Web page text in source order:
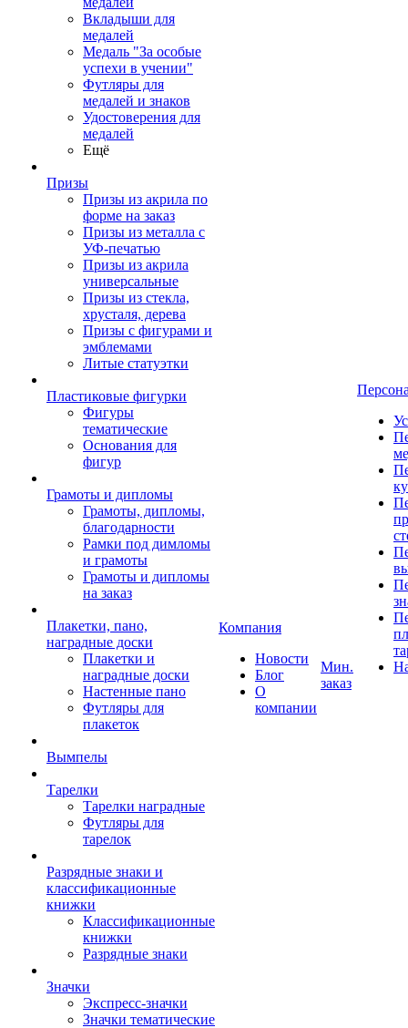
Вкладыши для
медалей
Медаль "За особые
успехи в учении"
Футляры для
медалей и знаков
Удостоверения для
медалей
Ещё
Призы
Призы из акрила по
форме на заказ
Призы из металла с
УФ-печатью
Призы из акрила
универсальные
Призы из стекла,
хрусталя, дерева
Призы с фигурами и
эмблемами
Литые статуэтки
Пластиковые фигурки
Фигуры
тематические
Основания для
фигур
Грамоты и дипломы
Грамоты, дипломы,
благодарности
Рамки под димломы
и грамоты
Грамоты и дипломы
на заказ
Плакетки, пано,
наградные доски
Плакетки и
наградные доски
Настенные пано
Футляры для
плакеток
Вымпелы
Тарелки
Тарелки наградные
Футляры для
тарелок
Разрядные знаки и
классификационные
книжки
Классификационные
книжки
Разрядные знаки
Значки
Экспресс-значки
Значки тематические
Компания
Новости
Блог
О
компании
Мин.
заказ